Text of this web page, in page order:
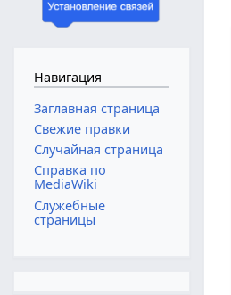
Навигация
Заглавная страница
Свежие правки
Случайная страница
Справка по
MediaWiki
Служебные
страницы